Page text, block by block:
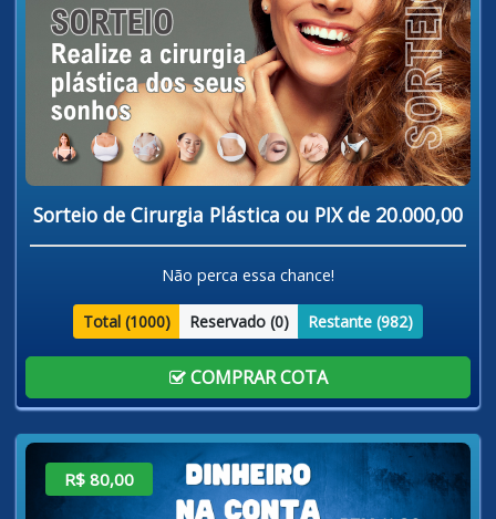
Sorteio de Cirurgia Plástica ou PIX de 20.000,00
Não perca essa chance!
Total (1000) Reservado (0) Restante (982)
COMPRAR COTA
R$ 80,00